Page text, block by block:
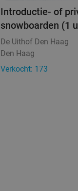
Introductie- of
snowboarden (1
De Uithof Den Haag
Den Haag
Verkocht: 173